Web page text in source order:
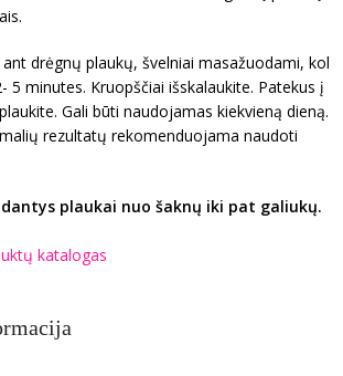
drėgnų plaukų, švelniai masažuodami, kol
5 minutes. Kruopščiai išskalaukite. Patekus į
Gali būti naudojamas kiekvieną dieną.
rezultatų rekomenduojama naudoti
plaukai nuo šaknų iki pat galiukų.